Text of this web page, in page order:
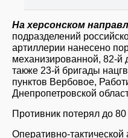
На херсонском
подразделений
артиллерии нанесено
механизированной, 82-й
также 23-й бригады
пунктов Вербовое,
Днепропетровской
Противник потерял до
Оперативно-